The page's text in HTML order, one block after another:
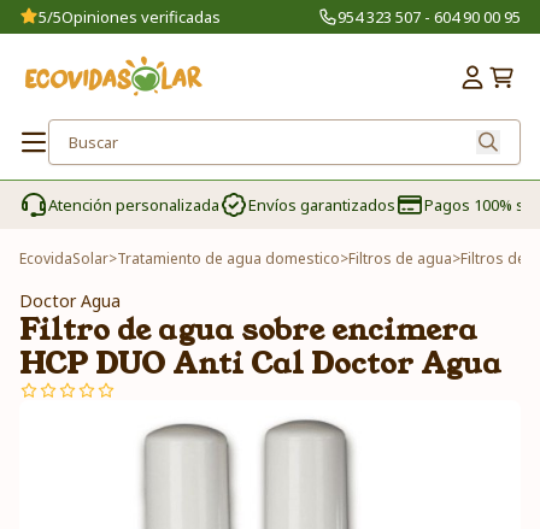
5/5Opiniones verificadas 954 323 507 - 604 90 00 95
Atención personalizada Envíos garantizados Pagos 100%
EcovidaSolar>Tratamiento de agua domestico>Filtros de agua>Filtros de
Doctor Agua
Filtro de agua sobre encimera
HCP DUO Anti Cal Doctor Agua